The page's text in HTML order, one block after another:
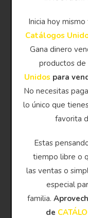
Inicia hoy
Catálogos
Gana dinero
productos de
Unidos para
No necesitas
lo único que
favorita
Estas
tiempo libre o
las ventas o
especial
familia.
de